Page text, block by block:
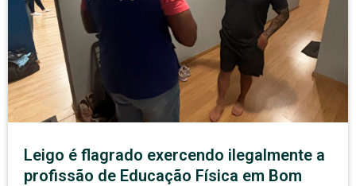
Leigo é flagrado exercendo ilegalmente a
profissão de Educação Física em Bom